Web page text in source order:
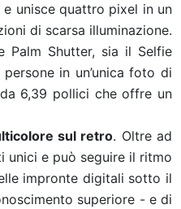
e unisce quattro pixel in un
di scarsa illuminazione.
Palm Shutter, sia il Selfie
in un’unica foto di
6,39 pollici che offre un
sul retro. Oltre ad
unici e può seguire il ritmo
impronte digitali sotto il
superiore - e di